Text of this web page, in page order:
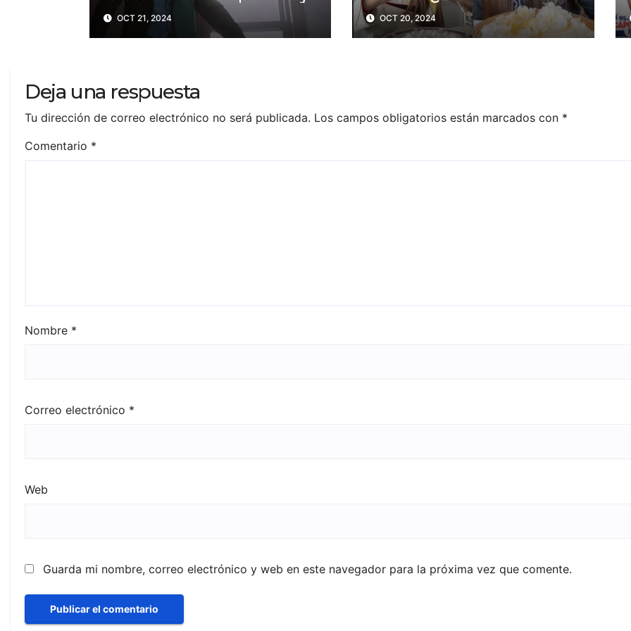
de la película?
OCT 21, 2024
el huevo crudo?
OCT 20, 2024
Deja una respuesta
Tu dirección de correo electrónico no será publicada. Los campos obligatorios están marcados con *
Comentario *
Nombre *
Correo electrónico *
Web
Guarda mi nombre, correo electrónico y web en este navegador para la próxima vez que comente.